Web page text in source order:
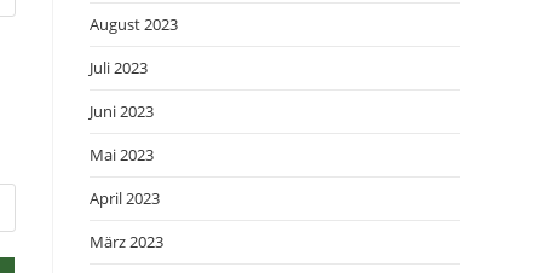
August 2023
Juli 2023
Juni 2023
Mai 2023
April 2023
März 2023